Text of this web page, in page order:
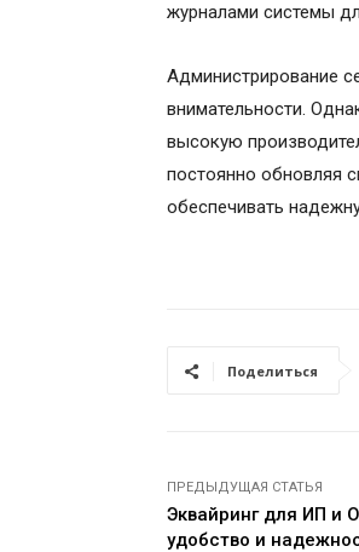
журналами системы
Администрирование
внимательности.
высокую
постоянно обновляя
обеспечивать
Поделиться
ПРЕДЫДУЩАЯ СТАТЬЯ
Эквайринг для ИП и
удобство и